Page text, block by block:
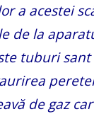
a acestei
de la
tuburi
de gaz